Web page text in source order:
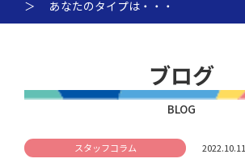
＞ あなたのタイプは・・・
ブログ
BLOG
スタッフコラム 2022.10.11